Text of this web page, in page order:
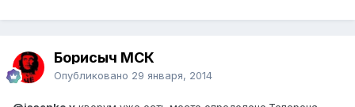
Борисыч МСК
Опубликовано 29 января, 2014